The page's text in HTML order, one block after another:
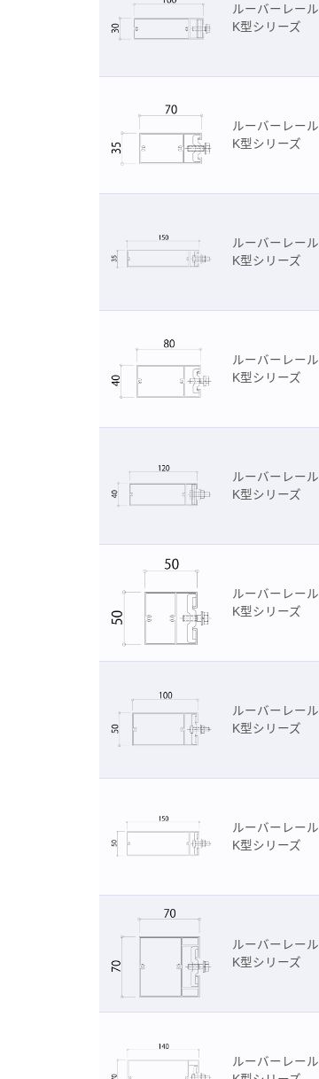
ルーバーレール
K型シリーズ
ルーバーレール
K型シリーズ
ルーバーレール
K型シリーズ
ルーバーレール
K型シリーズ
ルーバーレール
K型シリーズ
ルーバーレール
K型シリーズ
ルーバーレール
K型シリーズ
ルーバーレール
K型シリーズ
ルーバーレール
K型シリーズ
ルーバーレール